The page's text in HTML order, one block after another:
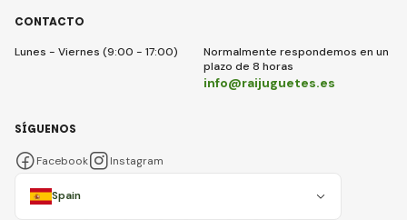
CONTACTO
Lunes - Viernes (9:00 - 17:00)
Normalmente respondemos en un
plazo de 8 horas
info@raijuguetes.es
Spain
SÍGUENOS
Facebook Instagram